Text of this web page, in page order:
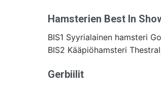
Hamsterien Best In
BIS1 Syyrialainen hamsteri
BIS2 Kääpiöhamsteri
Gerbiilit